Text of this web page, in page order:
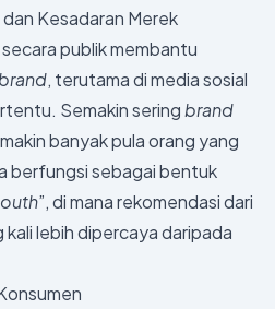
Kesadaran Merek
publik membantu
, terutama di media sosial
Semakin seringbrand
banyak pula orang yang
berfungsi sebagai bentuk
”, di mana rekomendasi dari
kali lebih dipercaya daripada